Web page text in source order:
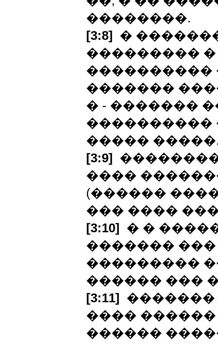
��������.
[3:8] �
���������
����������
�������
� - �������
����������
�����
[3:9]
����
(������
��� ����
[3:10] � �
�������
���������
������ ���
[3:11] �������
����
������